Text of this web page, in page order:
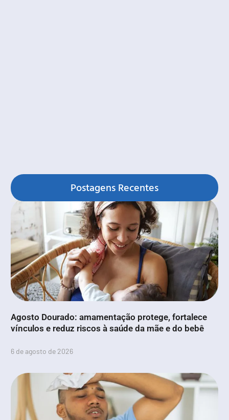
Postagens Recentes
Agosto Dourado: amamentação protege, fortalece
vínculos e reduz riscos à saúde da mãe e do bebê
6 de agosto de 2026